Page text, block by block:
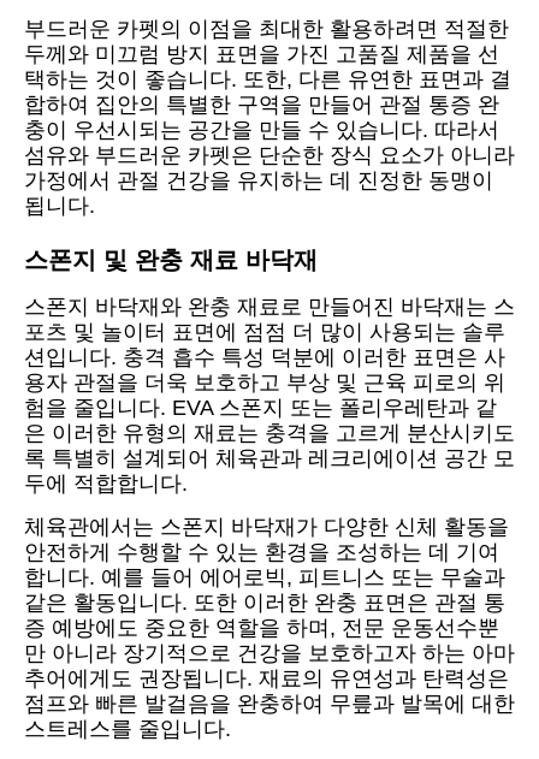
부드러운 카펫의 이점을 최대한 활용하려면 적절한
두께와 미끄럼 방지 표면을 가진 고품질 제품을 선
택하는 것이 좋습니다. 또한, 다른 유연한 표면과 결
합하여 집안의 특별한 구역을 만들어 관절 통증 완
충이 우선시되는 공간을 만들 수 있습니다. 따라서
섬유와 부드러운 카펫은 단순한 장식 요소가 아니라
가정에서 관절 건강을 유지하는 데 진정한 동맹이
됩니다.
스폰지 및 완충 재료 바닥재
스폰지 바닥재와 완충 재료로 만들어진 바닥재는 스
포츠 및 놀이터 표면에 점점 더 많이 사용되는 솔루
션입니다. 충격 흡수 특성 덕분에 이러한 표면은 사
용자 관절을 더욱 보호하고 부상 및 근육 피로의 위
험을 줄입니다. EVA 스폰지 또는 폴리우레탄과 같
은 이러한 유형의 재료는 충격을 고르게 분산시키도
록 특별히 설계되어 체육관과 레크리에이션 공간 모
두에 적합합니다.
체육관에서는 스폰지 바닥재가 다양한 신체 활동을
안전하게 수행할 수 있는 환경을 조성하는 데 기여
합니다. 예를 들어 에어로빅, 피트니스 또는 무술과
같은 활동입니다. 또한 이러한 완충 표면은 관절 통
증 예방에도 중요한 역할을 하며, 전문 운동선수뿐
만 아니라 장기적으로 건강을 보호하고자 하는 아마
추어에게도 권장됩니다. 재료의 유연성과 탄력성은
점프와 빠른 발걸음을 완충하여 무릎과 발목에 대한
스트레스를 줄입니다.